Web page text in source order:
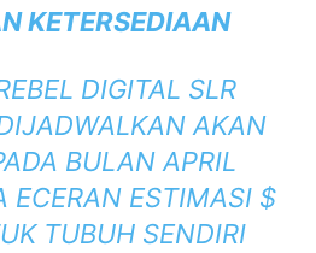
KETERSEDIAAN
DIGITAL SLR
AKAN
BULAN APRIL
ECERAN ESTIMASI $
TUBUH SENDIRI